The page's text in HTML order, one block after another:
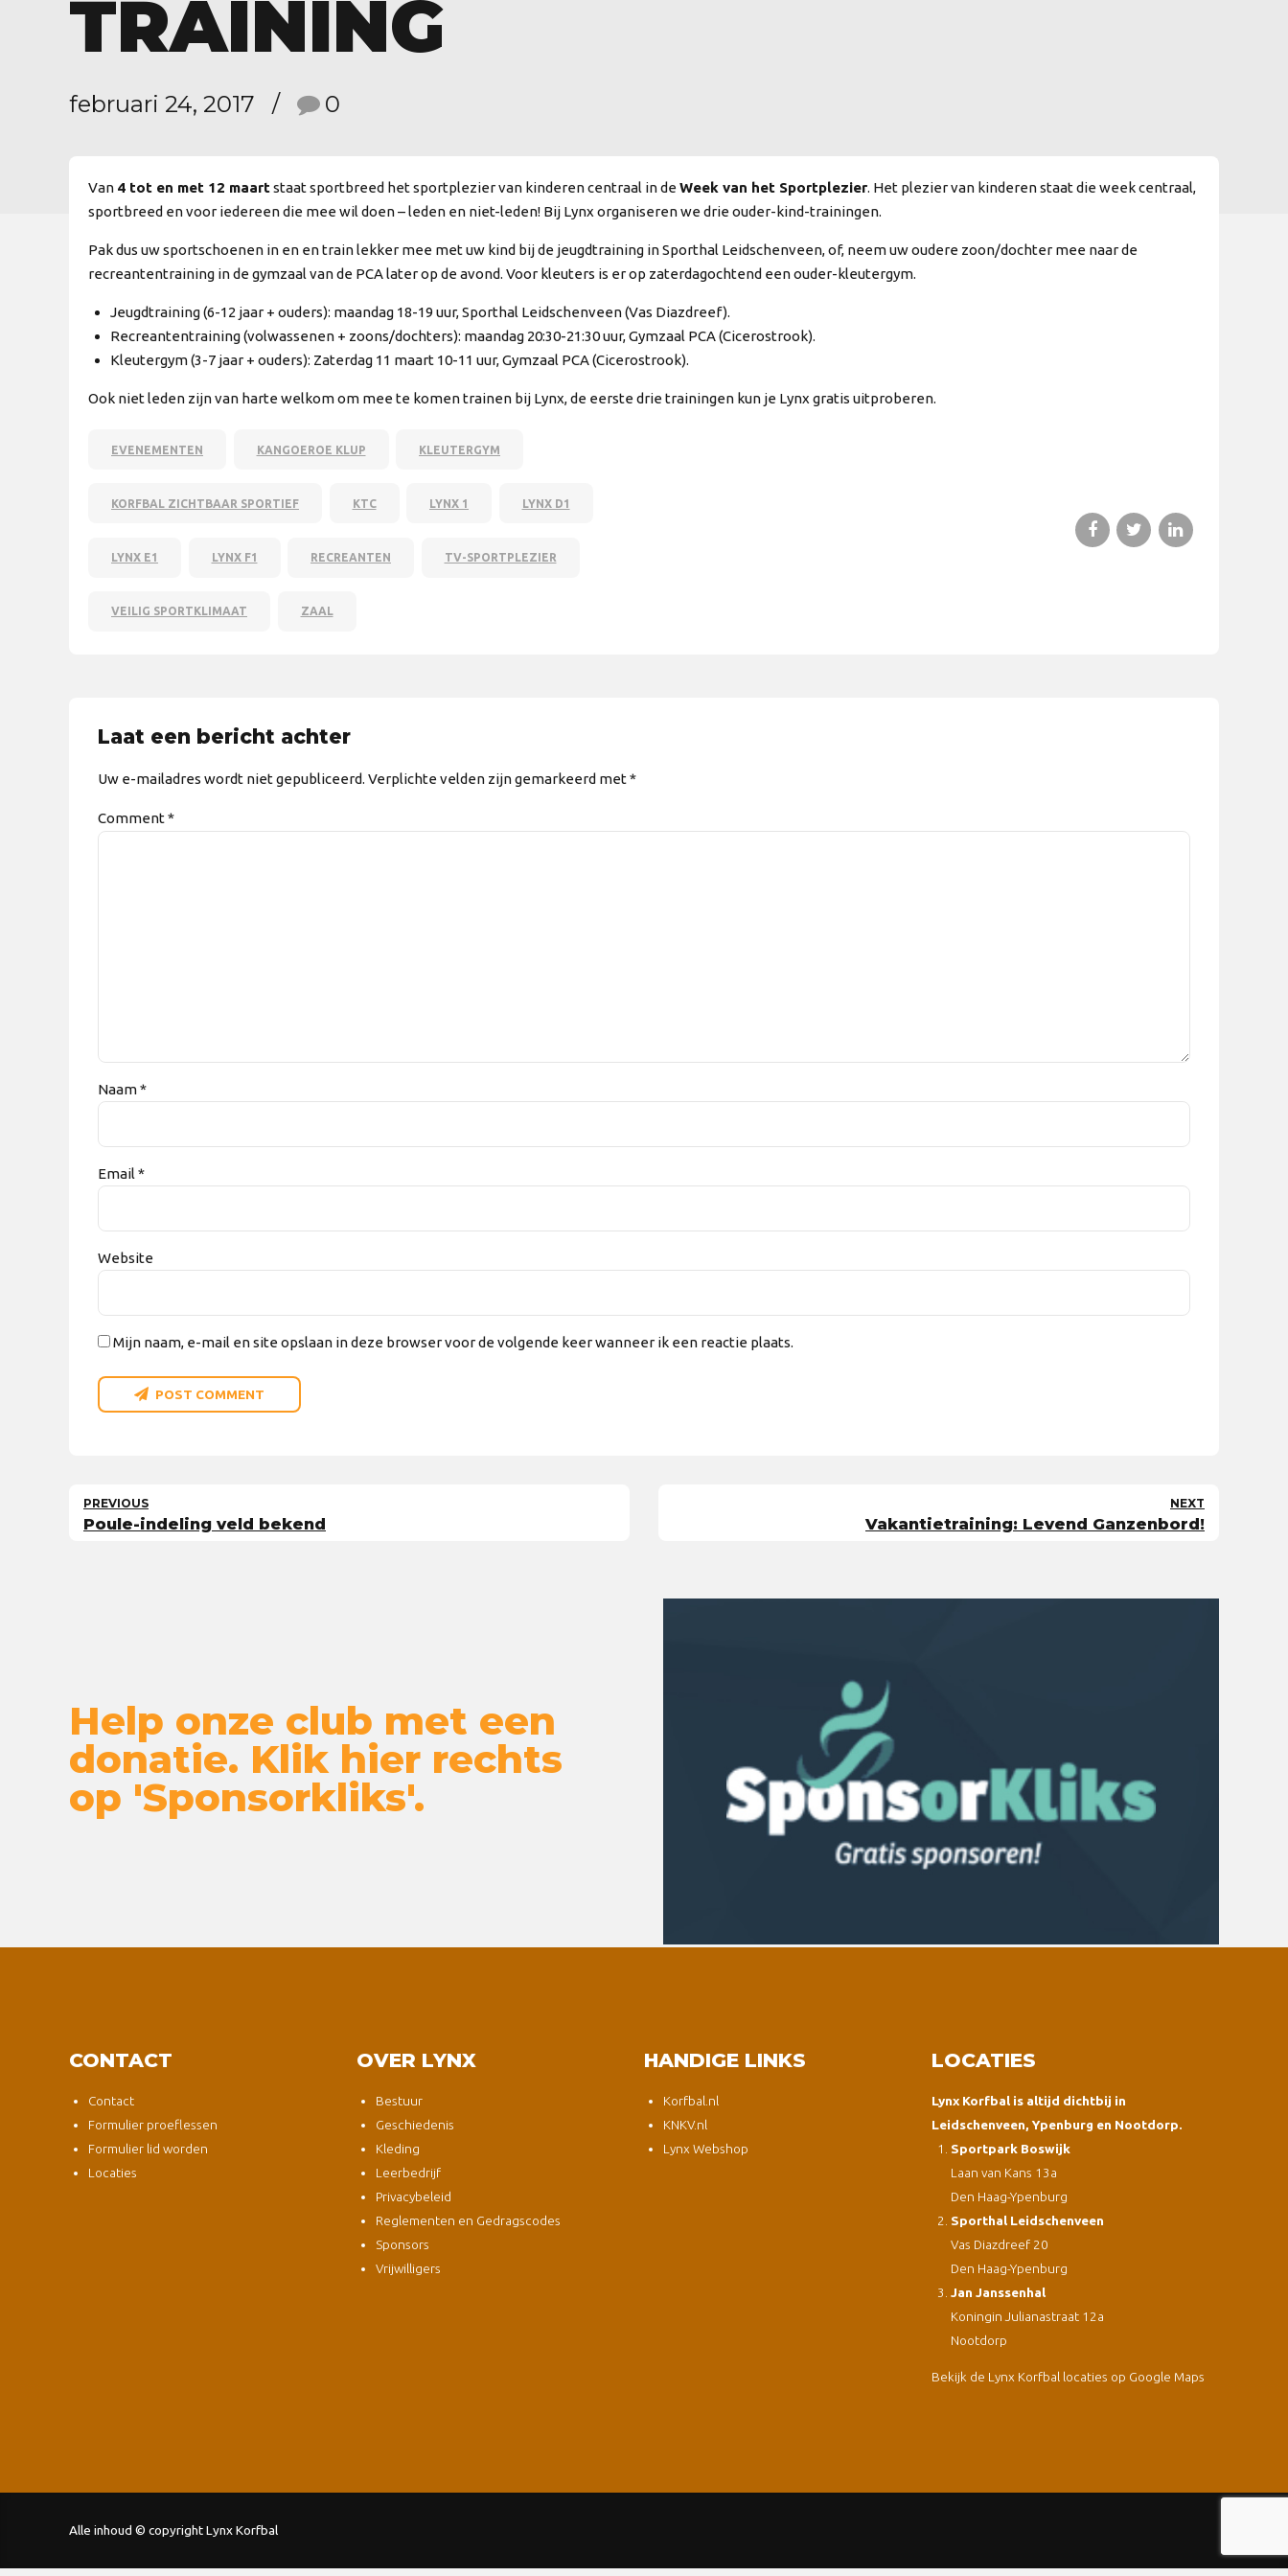
TRAINING
februari 24, 2017 0
Van 4 tot en met 12 maartstaat sportbreed het sportplezier van kinderen centraal in deWeek van het Sportplezier. Het plezier van kinderen staat die week centraal,
sportbreed en voor iedereen die mee wil doen – leden en niet-leden! Bij Lynx organiseren we drie ouder-kind-trainingen.
Pak dus uw sportschoenen in en en train lekker mee met uw kind bij de jeugdtraining in Sporthal Leidschenveen, of, neem uw oudere zoon/dochter mee naar de
recreantentraining in de gymzaal van de PCA later op de avond. Voor kleuters is er op zaterdagochtend een ouder-kleutergym.
Jeugdtraining (6-12 jaar + ouders): maandag 18-19 uur, Sporthal Leidschenveen (Vas Diazdreef).
Recreantentraining (volwassenen + zoons/dochters): maandag 20:30-21:30 uur, Gymzaal PCA (Cicerostrook).
Kleutergym (3-7 jaar + ouders): Zaterdag 11 maart 10-11 uur, Gymzaal PCA (Cicerostrook).
Ook niet leden zijn van harte welkom om mee te komen trainen bij Lynx, de eerste drie trainingen kun je Lynx gratis uitproberen.
EVENEMENTEN KANGOEROE KLUP KLEUTERGYM
KORFBAL ZICHTBAAR SPORTIEF KTC LYNX 1 LYNX D1
LYNX E1 LYNX F1 RECREANTEN TV-SPORTPLEZIER
VEILIG SPORTKLIMAAT ZAAL
Laat een bericht achter
Uw e-mailadres wordt niet gepubliceerd. Verplichte velden zijn gemarkeerd met *
Comment*
Naam *
Email *
Website
Mijn naam, e-mail en site opslaan in deze browser voor de volgende keer wanneer ik een reactie plaats.
POST COMMENT
PREVIOUS
Poule-indeling veld bekend
NEXT
Vakantietraining: Levend Ganzenbord!
Help onze club met een
donatie. Klik hier rechts
op 'Sponsorkliks'.
CONTACT
Contact
Formulier proeflessen
Formulier lid worden
Locaties
OVER LYNX
Bestuur
Geschiedenis
Kleding
Leerbedrijf
Privacybeleid
Reglementen en Gedragscodes
Sponsors
Vrijwilligers
HANDIGE LINKS
Korfbal.nl
KNKV.nl
Lynx Webshop
LOCATIES
Lynx Korfbal is altijd dichtbij in
Leidschenveen, Ypenburg en Nootdorp.
Sportpark Boswijk
Laan van Kans 13a
Den Haag-Ypenburg
Sporthal Leidschenveen
Vas Diazdreef 20
Den Haag-Ypenburg
Jan Janssenhal
Koningin Julianastraat 12a
Nootdorp
Bekijk de Lynx Korfbal locaties op Google Maps
Alle inhoud © copyright Lynx Korfbal